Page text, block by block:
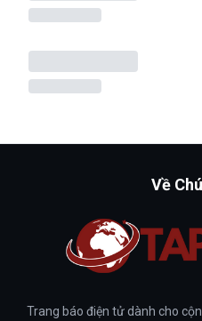
Về
Trang báo điện tử dành cho